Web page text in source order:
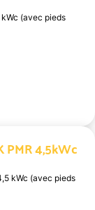
kWc (avec pieds
4,5kWc
kWc (avec pieds